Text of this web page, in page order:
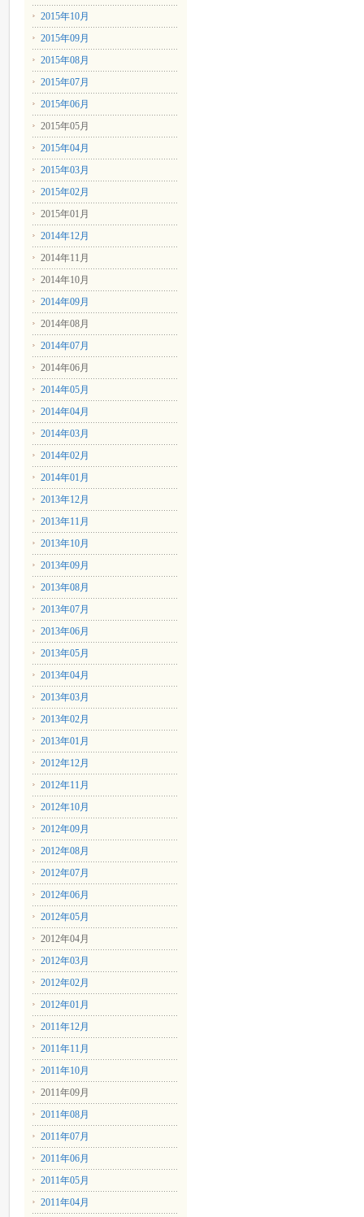
2015年10月
2015年09月
2015年08月
2015年07月
2015年06月
2015年05月
2015年04月
2015年03月
2015年02月
2015年01月
2014年12月
2014年11月
2014年10月
2014年09月
2014年08月
2014年07月
2014年06月
2014年05月
2014年04月
2014年03月
2014年02月
2014年01月
2013年12月
2013年11月
2013年10月
2013年09月
2013年08月
2013年07月
2013年06月
2013年05月
2013年04月
2013年03月
2013年02月
2013年01月
2012年12月
2012年11月
2012年10月
2012年09月
2012年08月
2012年07月
2012年06月
2012年05月
2012年04月
2012年03月
2012年02月
2012年01月
2011年12月
2011年11月
2011年10月
2011年09月
2011年08月
2011年07月
2011年06月
2011年05月
2011年04月